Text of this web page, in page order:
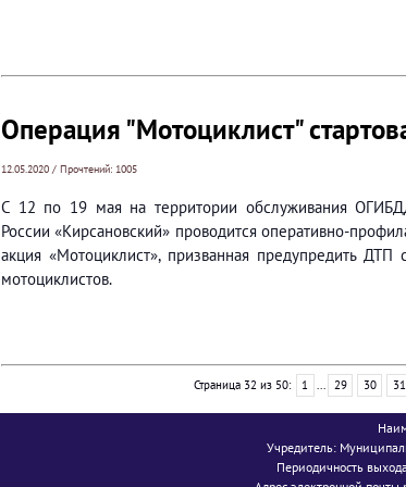
Операция "Мотоциклист"
12.05.2020 / Прочтений: 1005
С 12 по 19 мая на территории обслуживания
России «Кирсановский» проводится оперативно-
акция «Мотоциклист», призванная предупредить ДТП
мотоциклистов.
Страница 32 из 50: 1 ... 29 30 31
Учредитель:
Периодичность